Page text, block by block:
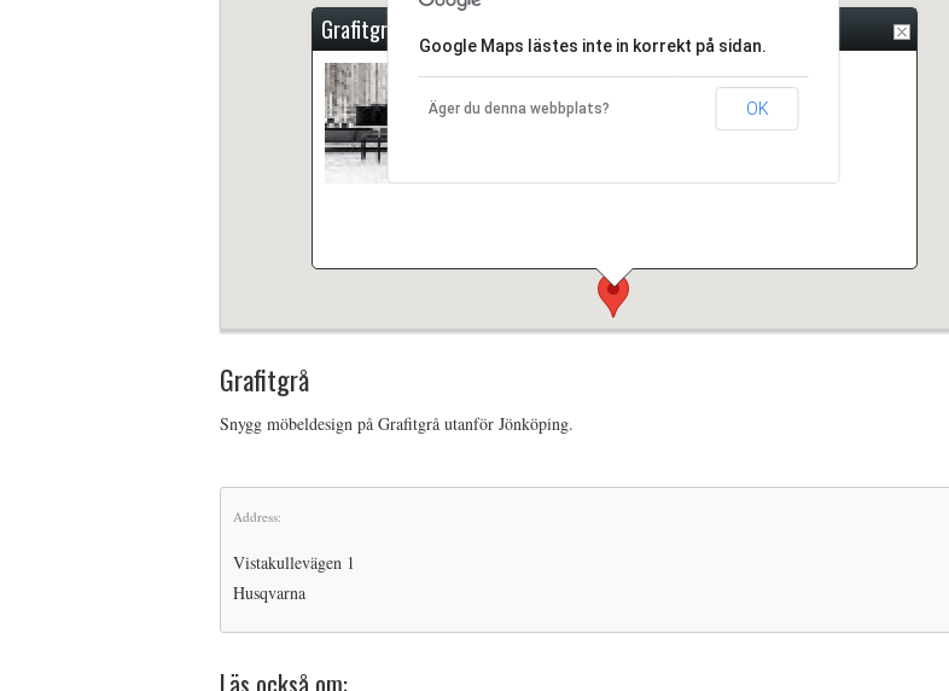
Grafitgrå
Snygg möbeldesign på Grafitgrå utanför Jönköping.
Google Maps lästes inte in korrekt på sidan.
Äger du denna webbplats? OK
Grafitgrå
Snygg möbeldesign på Grafitgrå utanför Jönköping.
Address:
Vistakullevägen 1
Husqvarna
Läs också om: